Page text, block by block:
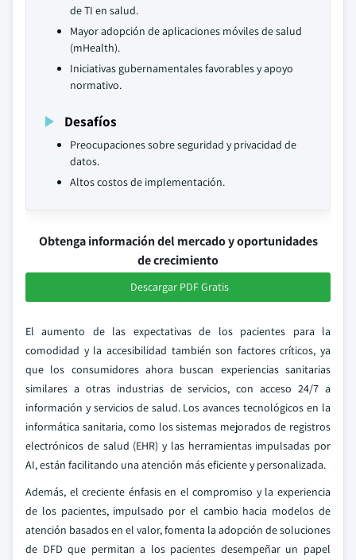
de TI en salud.
Mayor adopción de aplicaciones móviles de salud
(mHealth).
Iniciativas gubernamentales favorables y apoyo
normativo.
Desafíos
Preocupaciones sobre seguridad y privacidad de
datos.
Altos costos de implementación.
Obtenga información del mercado y oportunidades
de crecimiento
Descargar PDF Gratis
El aumento de las expectativas de los pacientes para la
comodidad y la accesibilidad también son factores críticos, ya
que los consumidores ahora buscan experiencias sanitarias
similares a otras industrias de servicios, con acceso 24/7 a
información y servicios de salud. Los avances tecnológicos en la
informática sanitaria, como los sistemas mejorados de registros
electrónicos de salud (EHR) y las herramientas impulsadas por
AI, están facilitando una atención más eficiente y personalizada.
Además, el creciente énfasis en el compromiso y la experiencia
de los pacientes, impulsado por el cambio hacia modelos de
atención basados en el valor, fomenta la adopción de soluciones
de DFD que permitan a los pacientes desempeñar un papel